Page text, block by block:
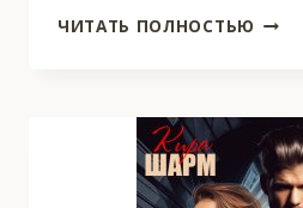
ЧИТАТЬ ПОЛНОСТЬЮ